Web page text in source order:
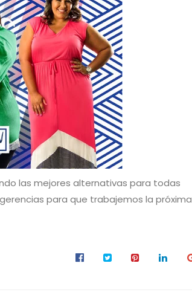
las mejores alternativas para todas
para que trabajemos la próxima